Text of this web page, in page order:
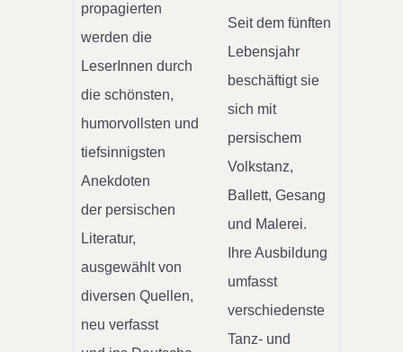
propagierten
werden die
LeserInnen durch
die schönsten,
humorvollsten und
tiefsinnigsten
Anekdoten
der persischen
Literatur,
ausgewählt von
diversen Quellen,
neu verfasst
Seit dem fünften
Lebensjahr
beschäftigt sie
sich mit
persischem
Volkstanz,
Ballett, Gesang
und Malerei.
Ihre Ausbildung
umfasst
verschiedenste
Tanz- und